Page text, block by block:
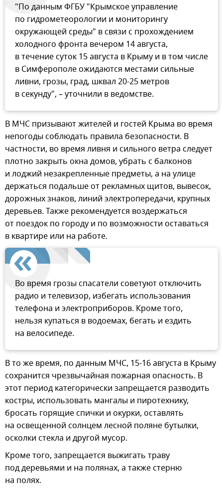
"По данным ФГБУ "Крымское управление
по гидрометеорологии и мониторингу
окружающей среды" в связи с прохождением
холодного фронта вечером 14 августа,
в течение суток 15 августа в Крыму и в том числе
в Симферополе ожидаются местами сильные
ливни, грозы, град, шквал 20-25 метров
в секунду", – уточнили в ведомстве.
В МЧС призывают жителей и гостей Крыма во время
непогоды соблюдать правила безопасности. В
частности, во время ливня и сильного ветра следует
плотно закрыть окна домов, убрать с балконов
и лоджий незакрепленные предметы, а на улице
держаться подальше от рекламных щитов, вывесок,
дорожных знаков, линий электропередачи, крупных
деревьев. Также рекомендуется воздержаться
от поездок по городу и по возможности оставаться
в квартире или на работе.
Во время грозы спасатели советуют отключить
радио и телевизор, избегать использования
телефона и электроприборов. Кроме того,
нельзя купаться в водоемах, бегать и ездить
на велосипеде.
В то же время, по данным МЧС, 15-16 августа в Крыму
сохранится чрезвычайная пожарная опасность. В
этот период категорически запрещается разводить
костры, использовать мангалы и пиротехнику,
бросать горящие спички и окурки, оставлять
на освещенной солнцем лесной поляне бутылки,
осколки стекла и другой мусор.
Кроме того, запрещается выжигать траву
под деревьями и на полянах, а также стерню
на полях.